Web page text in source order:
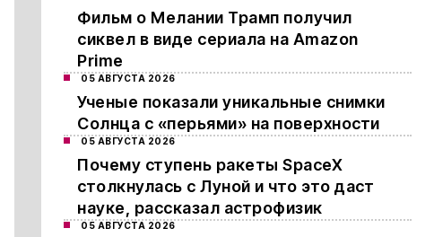
Фильм о Мелании Трамп получил
сиквел в виде сериала на Amazon
Prime
05 АВГУСТА 2026
Ученые показали уникальные снимки
Солнца с «перьями» на поверхности
05 АВГУСТА 2026
Почему ступень ракеты SpaceX
столкнулась с Луной и что это даст
науке, рассказал астрофизик
05 АВГУСТА 2026